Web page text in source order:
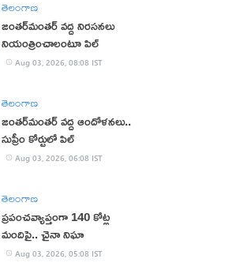
తెలంగాణ
జంతర్‌మంతర్‌ వద్ద నిరసనలు
నియంత్రించాలంటూ పిల్
Aug 03, 2026, 08:08 IST
తెలంగాణ
జంతర్‌మంతర్‌ వద్ద ఆందోళనలు..
సుప్రీం కోర్టులో పిల్
Aug 03, 2026, 06:08 IST
తెలంగాణ
ప్రపంచవ్యాప్తంగా 140 కోట్ల
మందిపై.. చైనా నిఘా
Aug 03, 2026, 05:08 IST